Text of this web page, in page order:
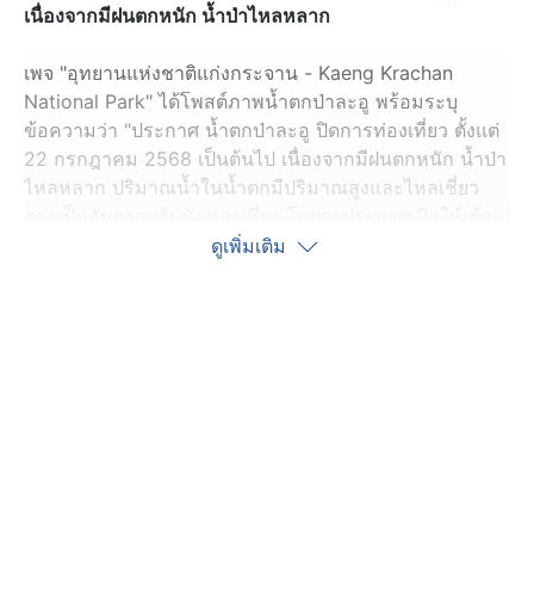
เนื่องจากมีฝนตกหนัก น้ำป่าไหลหลาก
เพจ "อุทยานแห่งชาติแก่งกระจาน - Kaeng Krachan
National Park" ได้โพสต์ภาพน้ำตกป่าละอู พร้อมระบุ
ข้อความว่า "ประกาศ น้ำตกป่าละอู ปิดการท่องเที่ยว ตั้งแต่
22 กรกฎาคม 2568 เป็นต้นไป เนื่องจากมีฝนตกหนัก น้ำป่า
ไหลหลาก ปริมาณน้ำในน้ำตกมีปริมาณสูงและไหลเชี่ยว
ท่องเที่ยวจนกว่าสถานการณ์จะปกติ ติดตามได้ในเพจ
ดูเพิ่มเติม